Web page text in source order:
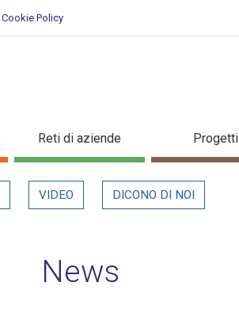
Cookie Policy
Reti di aziende Progetti
VIDEO DICONO DI NOI
News